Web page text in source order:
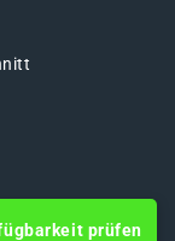
prüfen